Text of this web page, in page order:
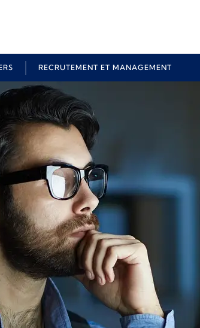
RECRUTEMENT ET MANAGEMENT